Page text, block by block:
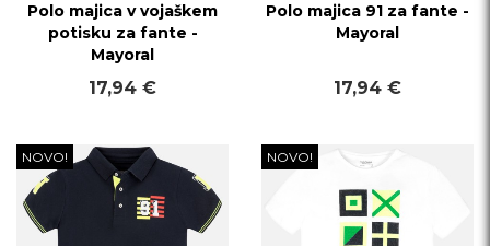
Polo majica v vojaškem
potisku za fante -
Mayoral
17,94 €
Polo majica 91 za fante -
Mayoral
17,94 €
NOVO! NOVO!